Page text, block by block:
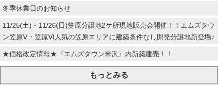
冬季休業日のお知らせ
11/25(土)・11/26(日)笠原分譲地2ケ所現地販売会開催！！エムズタウ
ン笠原Ⅴ・笠原Ⅵ人気の笠原エリアに建築条件なし開発分譲地新登場♪
★価格改定情報★『エムズタウン米沢』内新築建売！！
もっとみる